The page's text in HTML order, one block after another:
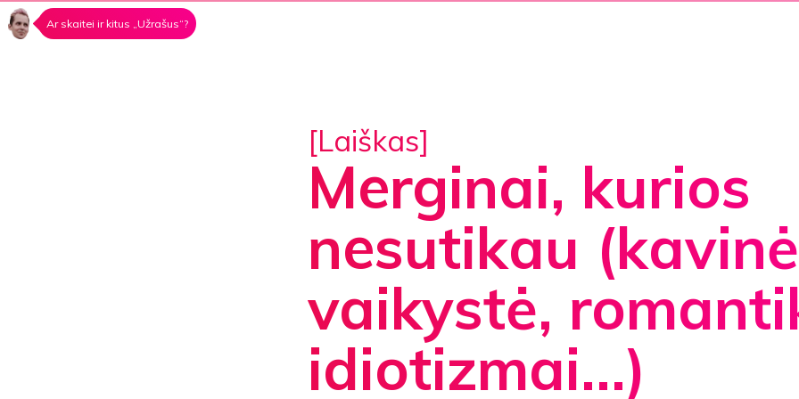
Ar skaitei ir kitus „Užrašus“?
[Laiškas]
Merginai, kurios
nesutikau
vaikystė,
idiotizmai…)